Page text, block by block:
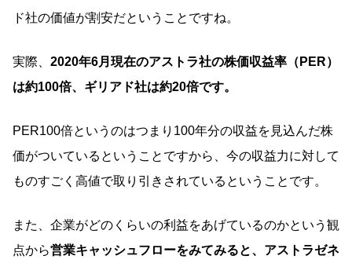
ド社の価値が割安だということですね。
実際、 2020年6月現在のアストラ社の株価収益率（PER）
は約100倍、ギリアド社は約20倍です。
PER100倍というのはつまり100年分の収益を見込んだ株
価がついているということですから、今の収益力に対して
ものすごく高値で取り引きされているということです。
また、企業がどのくらいの利益をあげているのかという観
点から営業キャッシュフローをみてみると、アストラゼネ